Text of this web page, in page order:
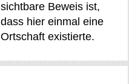
sichtbare Beweis ist,
dass hier einmal eine
Ortschaft existierte.